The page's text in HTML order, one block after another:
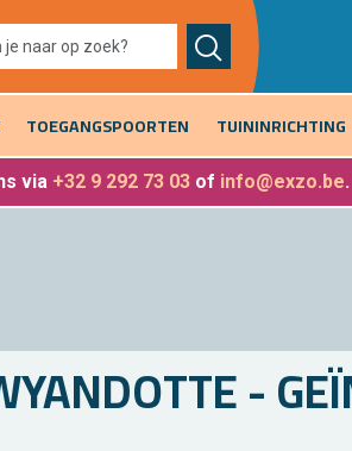
vandaag
& 13u30 - 17u
TOEGANGSPOORTEN TUININRICHTING
via +32 9 292 73 03 of info@exzo.be.
-